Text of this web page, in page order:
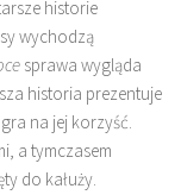
historie
wychodzą
sprawa wygląda
historia prezentuje
na jej korzyść.
a tymczasem
do kałuży.